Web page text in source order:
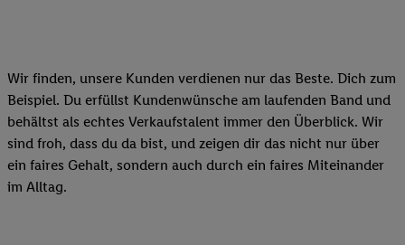
Wir finden, unsere Kunden verdienen nur das Beste. Dich zum
Beispiel. Du erfüllst Kundenwünsche am laufenden Band und
behältst als echtes Verkaufstalent immer den Überblick. Wir
sind froh, dass du da bist, und zeigen dir das nicht nur über
ein faires Gehalt, sondern auch durch ein faires Miteinander
im Alltag.